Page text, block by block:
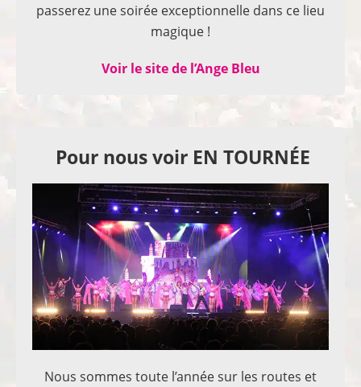
passerez une soirée exceptionnelle dans ce lieu
magique !
Voir le site de l’Ange Bleu
Pour nous voir EN TOURNÉE
Nous sommes toute l’année sur les routes et